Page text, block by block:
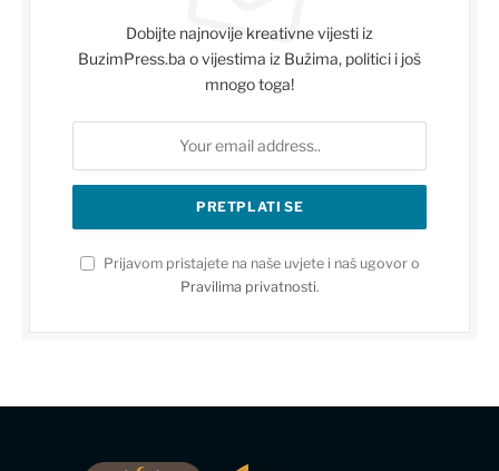
Dobijte najnovije kreativne vijesti iz
BuzimPress.ba o vijestima iz Bužima, politici i još
mnogo toga!
Prijavom pristajete na naše uvjete i naš ugovor o
Pravilima privatnosti.